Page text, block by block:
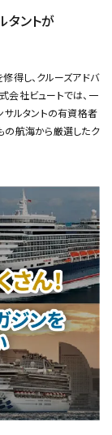
タントが
得し、クルーズアドバ
会社ビュートでは、一
サルタントの有資格者
航海から厳選したク